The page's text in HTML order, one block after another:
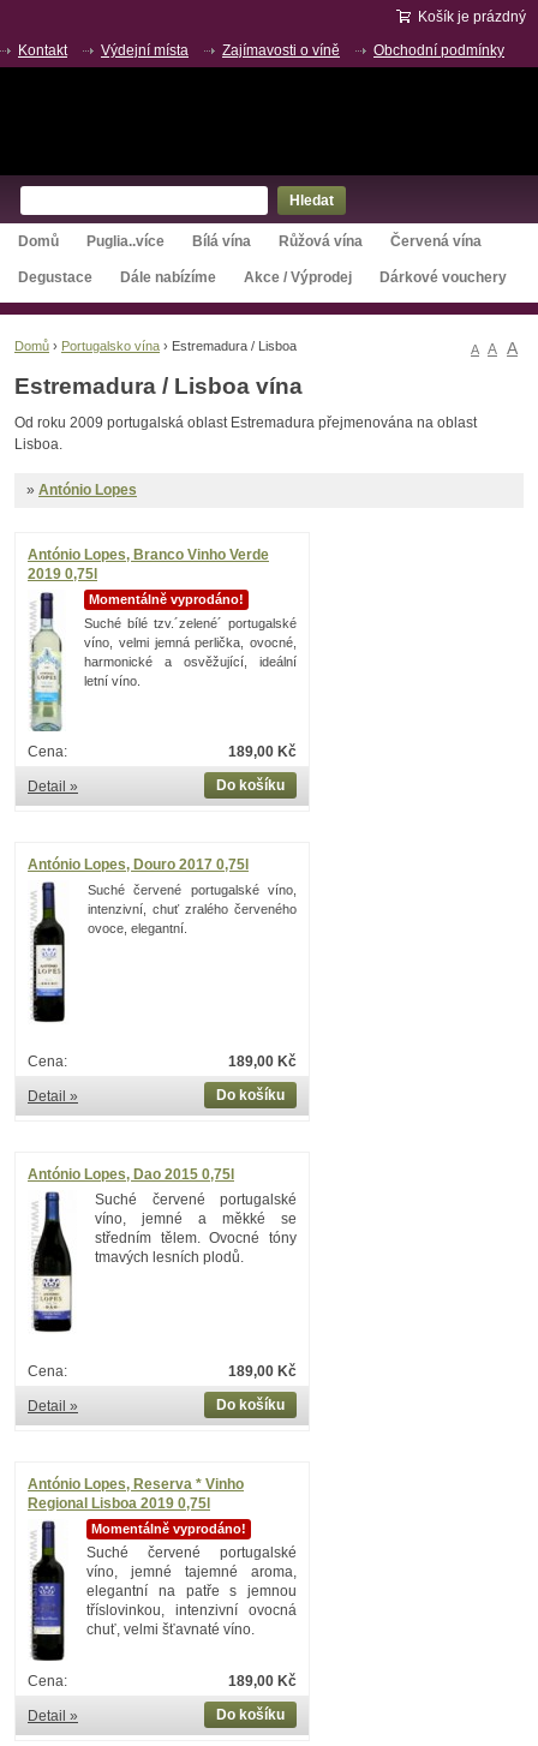
Košík je prázdný
Kontakt
Výdejní místa Zajímavosti o víně
Obchodní podmínky
Hledat
Domů Puglia..více Bílá vína Růžová vína Červená vína
Degustace Dále nabízíme Akce / Výprodej Dárkové vouchery
A A A
Domů › Portugalsko vína › Estremadura / Lisboa
Estremadura / Lisboa vína
Od roku 2009 portugalská oblast Estremadura přejmenována na oblast
Lisboa.
» António Lopes
António Lopes, Branco Vinho Verde
2019 0,75l
Momentálně vyprodáno!
Suché bílé tzv.´zelené´ portugalské
víno, velmi jemná perlička, ovocné,
harmonické a osvěžující, ideální
letní víno.
189,00 Kč
Cena:
Do košíku
Detail »
António Lopes, Douro 2017 0,75l
Suché červené portugalské víno,
intenzivní, chuť zralého červeného
ovoce, elegantní.
189,00 Kč
Cena:
Do košíku
Detail »
António Lopes, Dao 2015 0,75l
Suché červené portugalské
víno, jemné a měkké se
středním tělem. Ovocné tóny
tmavých lesních plodů.
189,00 Kč
Cena:
Do košíku
Detail »
António Lopes, Reserva * Vinho
Regional Lisboa 2019 0,75l
Momentálně vyprodáno!
Suché červené portugalské
víno, jemné tajemné aroma,
elegantní na patře s jemnou
tříslovinkou, intenzivní ovocná
chuť, velmi šťavnaté víno.
189,00 Kč
Cena:
Do košíku
Detail »